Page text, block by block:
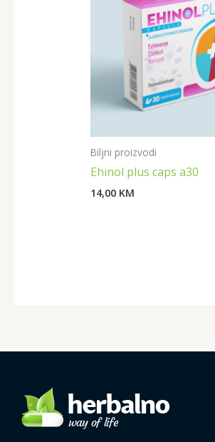
Biljni proizvodi
Ehinol plus caps a30
14,00 KM